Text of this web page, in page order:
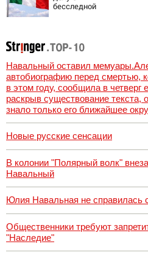
бесследной
Навальный оставил
автобиографию перед смертью,
в этом году, сообщила в
раскрыв существование текста,
знало только его ближайшее
Новые русские сенсации
В колонии "Полярный волк"
Навальный
Юлия Навальная не справилась
Общественники требуют
"Наследие"